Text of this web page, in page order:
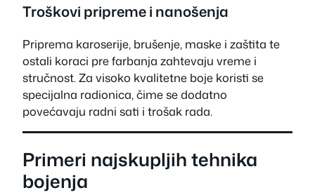
Troškovi pripreme i nanošenja
Priprema karoserije, brušenje, maske i zaštita te
ostali koraci pre farbanja zahtevaju vreme i
stručnost. Za visoko kvalitetne boje koristi se
specijalna radionica, čime se dodatno
povećavaju radni sati i trošak rada.
Primeri najskupljih tehnika
bojenja